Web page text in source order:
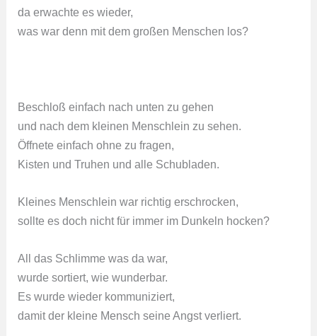
da erwachte es wieder,
was war denn mit dem großen Menschen los?
Beschloß einfach nach unten zu gehen
und nach dem kleinen Menschlein zu sehen.
Öffnete einfach ohne zu fragen,
Kisten und Truhen und alle Schubladen.
Kleines Menschlein war richtig erschrocken,
sollte es doch nicht für immer im Dunkeln hocken?
All das Schlimme was da war,
wurde sortiert, wie wunderbar.
Es wurde wieder kommuniziert,
damit der kleine Mensch seine Angst verliert.